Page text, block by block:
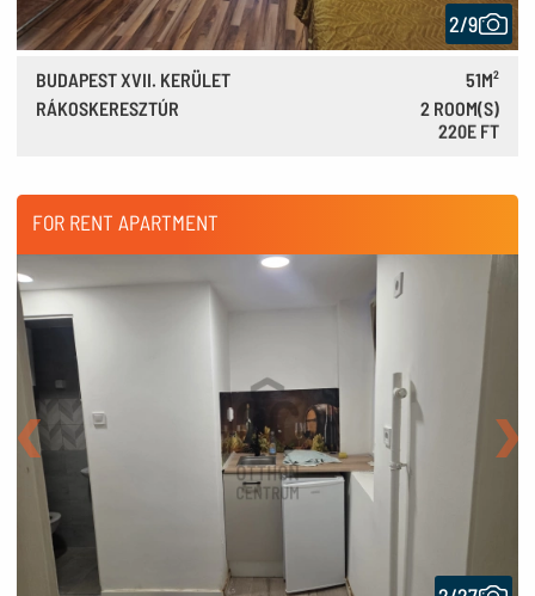
2/9
BUDAPEST XVII. KERÜLET
51M²
RÁKOSKERESZTÚR
2 ROOM(S)
220E FT
FOR RENT APARTMENT
Back